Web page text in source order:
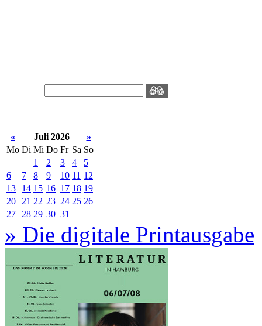
« Juli 2026
»
Mo Di Mi Do Fr Sa So
1
2 3 4
5
6
7 8 9 10 11 12
13
14 15 16 17 18 19
20
21 22 23 24 25 26
27
28 29 30 31
» Die digitale Printausgabe